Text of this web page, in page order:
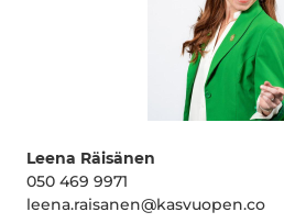
Leena Räisänen
050 469 9971
leena.raisanen@kasvuopen.co